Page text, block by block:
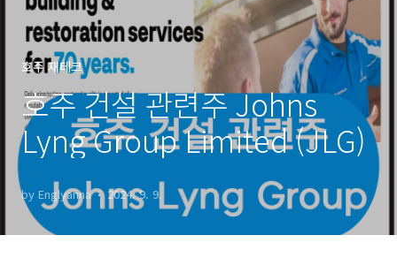
호주 재테크
호주 건설 관련주 Johns
Lyng Group Limited (JLG)
by Englyanna 2024. 9. 9.